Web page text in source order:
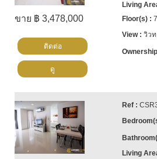
ขาย ฿ 3,478,000
7
วิวท
ติดต่อ
ดู